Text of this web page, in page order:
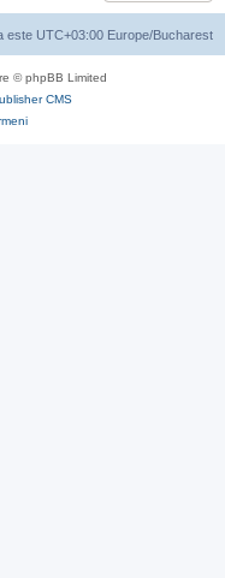
este UTC+03:00 Europe/Bucharest
© phpBB Limited
CMS